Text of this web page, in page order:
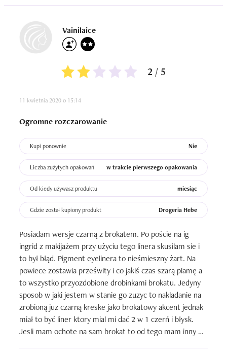
Vainilaice
2 / 5
11 kwietnia 2020 o 15:14
Ogromne rozczarowanie
Kupi ponownie Nie
Liczba zużytych opakowań w trakcie pierwszego opakowania
Od kiedy używasz produktu miesiąc
Gdzie został kupiony produkt Drogeria Hebe
Posiadam wersje czarną z brokatem. Po poście na ig
ingrid z makijażem przy użyciu tego linera skusilam sie i
to był błąd. Pigment eyelinera to nieśmieszny żart. Na
powiece zostawia prześwity i co jakiś czas szarą plamę a
to wszystko przyozdobione drobinkami brokatu. Jedyny
sposob w jaki jestem w stanie go zuzyc to nakladanie na
zrobioną juz czarną kreske jako brokatowy akcent jednak
miał to być liner ktory mial mi dać 2 w 1 czerń i błysk.
Jesli mam ochote na sam brokat to od tego mam inny